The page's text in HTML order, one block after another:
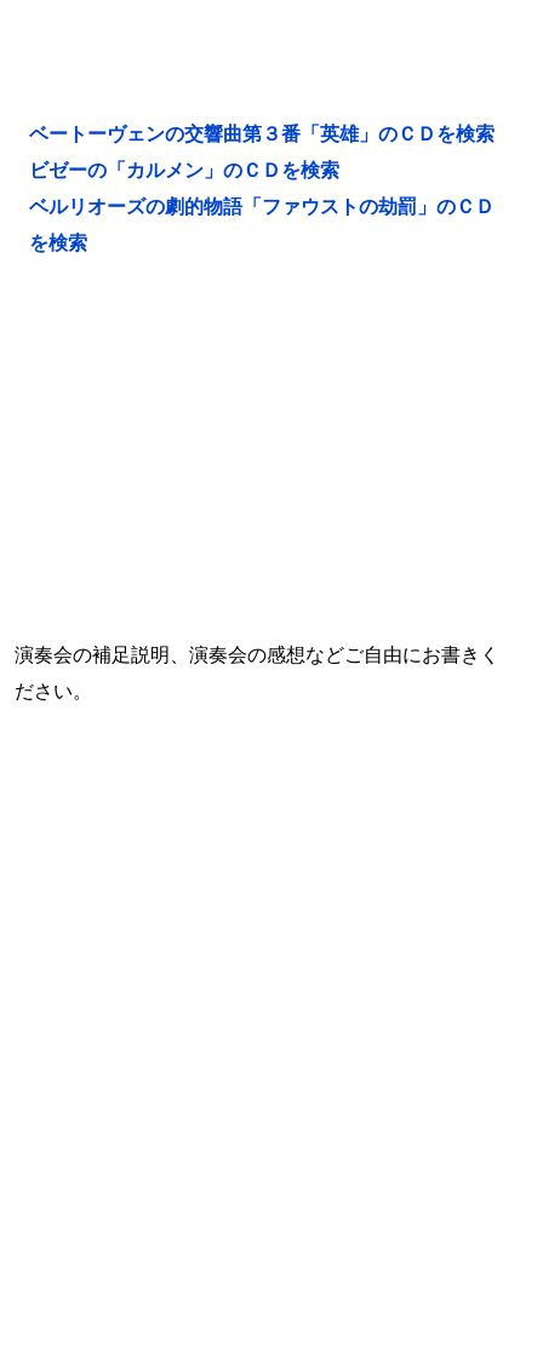
ベートーヴェンの交響曲第３番「英雄」のＣＤを検索
ビゼーの「カルメン」のＣＤを検索
ベルリオーズの劇的物語「ファウストの劫罰」のＣＤ
を検索
演奏会の補足説明、演奏会の感想などご自由にお書きく
ださい。